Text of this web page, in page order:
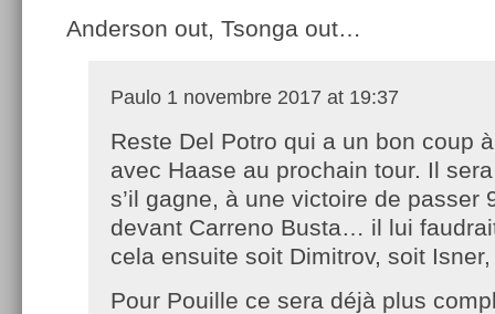
Anderson out, Tsonga out…
Paulo 1 novembre 2017 at 19:37
Reste Del Potro qui a un bon coup
avec Haase au prochain tour. Il
s’il gagne, à une victoire de passer
devant Carreno Busta… il lui
cela ensuite soit Dimitrov, soit
Pour Pouille ce sera déjà plus